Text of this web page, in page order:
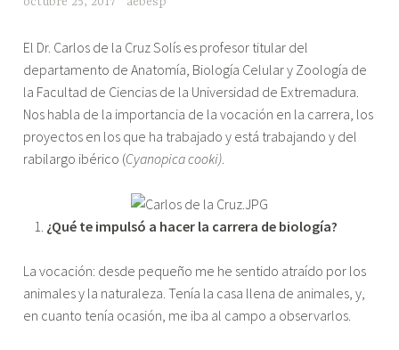
"Entrevista
al
Dr.
Carlos
de
la
El Dr. Carlos de la Cruz Solís es profesor titular del
departamento de Anatomía, Biología Celular y Zoología de
la Facultad de Ciencias de la Universidad de Extremadura.
Nos habla de la importancia de la vocación en la carrera, los
proyectos en los que ha trabajado y está trabajando y del
rabilargo ibérico (Cyanopica cooki).
¿Qué te impulsó a hacer la carrera de biología?
La vocación: desde pequeño me he sentido atraído por los
animales y la naturaleza. Tenía la casa llena de animales, y,
en cuanto tenía ocasión, me iba al campo a observarlos.